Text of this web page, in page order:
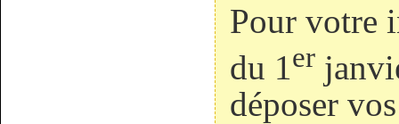
Pour votre
du 1er
déposer